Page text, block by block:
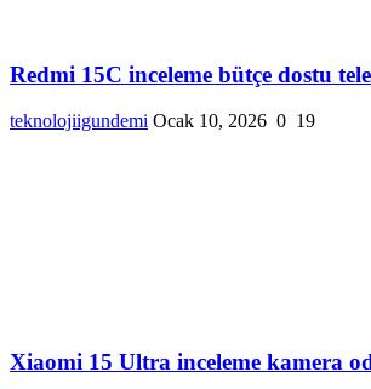
Redmi 15C inceleme bütçe dostu
teknolojiigundemi Ocak 10, 2026 0 19
Xiaomi 15 Ultra inceleme kamera